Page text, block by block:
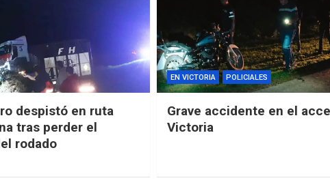
despistó en ruta
tras perder el
rodado
EN VICTORIA POLICIALES
Grave accidente en el
Victoria